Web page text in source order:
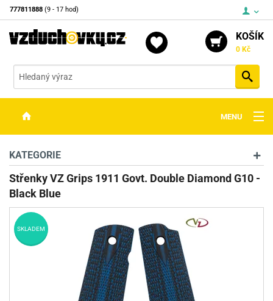
777811888 (9 - 17 hod)
KOŠÍK
0 Kč
MENU
OPTIKA
STŘELIVO
PŘÍSLUŠENSTVÍ
DETEKTORY KOVŮ
KATEGORIE
Střenky VZ Grips 1911 Govt. Double Diamond G10 -
Black Blue
SKLADEM